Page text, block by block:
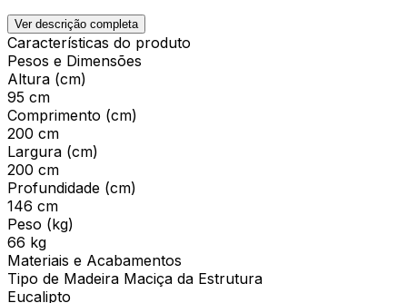
Ver descrição completa
Características do produto
Pesos e Dimensões
Altura (cm)
95 cm
Comprimento (cm)
200 cm
Largura (cm)
200 cm
Profundidade (cm)
146 cm
Peso (kg)
66 kg
Materiais e Acabamentos
Tipo de Madeira Maciça da Estrutura
Eucalipto